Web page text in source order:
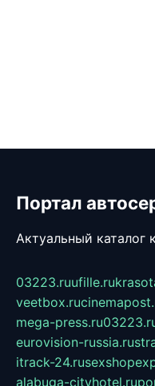
Портал
Актуальный каталог
03223.ruufille.ru
veetbox.ru
mega-press.ru
eurovision-russia.ru
itrack-24.ru
alabuga-cityhotel.ru